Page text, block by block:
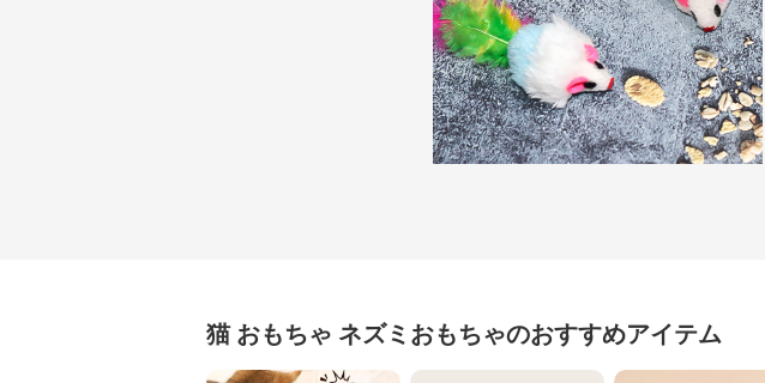
猫 おもちゃ ネズミおもちゃのおすすめアイテム